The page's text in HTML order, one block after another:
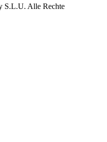
S.L.U. Alle Rechte